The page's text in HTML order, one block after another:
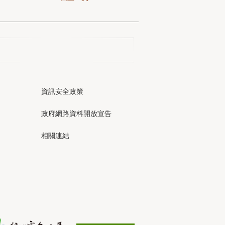
資訊安全政策
政府網路資料開放宣告
相關連結